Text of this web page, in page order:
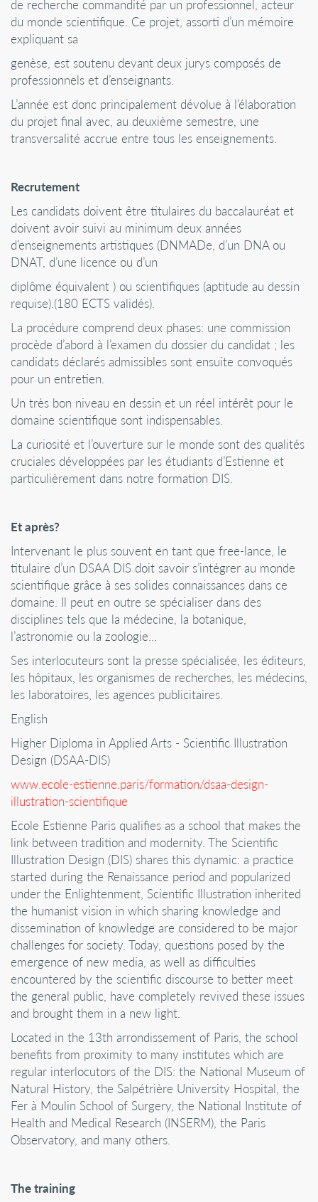
de recherche commandité par un professionnel, acteur
du monde scientifique. Ce projet, assorti d’un mémoire
expliquant sa
genèse, est soutenu devant deux jurys composés de
professionnels et d’enseignants.
L’année est donc principalement dévolue à l’élaboration
du projet final avec, au deuxième semestre, une
transversalité accrue entre tous les enseignements.
Recrutement
Les candidats doivent être titulaires du baccalauréat et
doivent avoir suivi au minimum deux années
d’enseignements artistiques (DNMADe, d’un DNA ou
DNAT, d’une licence ou d’un
diplôme équivalent ) ou scientifiques (aptitude au dessin
requise).(180 ECTS validés).
La procédure comprend deux phases: une commission
procède d’abord à l’examen du dossier du candidat ; les
candidats déclarés admissibles sont ensuite convoqués
pour un entretien.
Un très bon niveau en dessin et un réel intérêt pour le
domaine scientifique sont indispensables.
La curiosité et l’ouverture sur le monde sont des qualités
cruciales développées par les étudiants d’Estienne et
particulièrement dans notre formation DIS.
Et après?
Intervenant le plus souvent en tant que free-lance, le
titulaire d’un DSAA DIS doit savoir s’intégrer au monde
scientifique grâce à ses solides connaissances dans ce
domaine. Il peut en outre se spécialiser dans des
disciplines tels que la médecine, la botanique,
l’astronomie ou la zoologie…
Ses interlocuteurs sont la presse spécialisée, les éditeurs,
les hôpitaux, les organismes de recherches, les médecins,
les laboratoires, les agences publicitaires.
English
Higher Diploma in Applied Arts - Scientific Illustration
Design (DSAA-DIS)
www.ecole-estienne.paris/formation/dsaa-design-
illustration-scientifique
Ecole Estienne Paris qualifies as a school that makes the
link between tradition and modernity. The Scientific
Illustration Design (DIS) shares this dynamic: a practice
started during the Renaissance period and popularized
under the Enlightenment, Scientific Illustration inherited
the humanist vision in which sharing knowledge and
dissemination of knowledge are considered to be major
challenges for society. Today, questions posed by the
emergence of new media, as well as difficulties
encountered by the scientific discourse to better meet
the general public, have completely revived these issues
and brought them in a new light.
Located in the 13th arrondissement of Paris, the school
benefits from proximity to many institutes which are
regular interlocutors of the DIS: the National Museum of
Natural History, the Salpétrière University Hospital, the
Fer à Moulin School of Surgery, the National Institute of
Health and Medical Research (INSERM), the Paris
Observatory, and many others.
The training